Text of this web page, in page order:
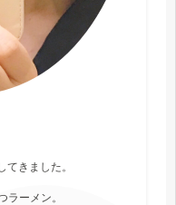
きました。
ラーメン。